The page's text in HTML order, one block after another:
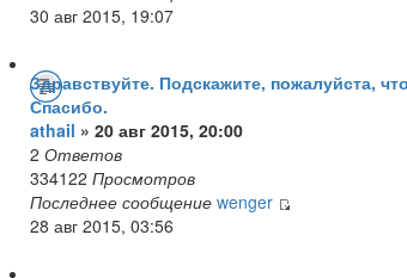
30 авг 2015, 19:07
Здравствуйте. Подскажите, пожалуйста,
Спасибо.
athail » 20 авг 2015, 20:00
2 Ответов
334122 Просмотров
Последнее сообщение wenger
28 авг 2015, 03:56